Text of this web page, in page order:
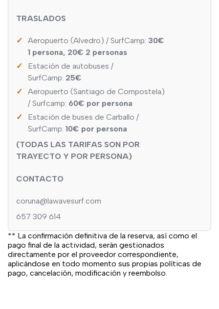
TRASLADOS
Aeropuerto (Alvedro) / SurfCamp: 30€
1 persona, 20€ 2 personas
Estación de autobuses /
SurfCamp: 25€
Aeropuerto (Santiago de Compostela)
/ Surfcamp: 60€ por persona
Estación de buses de Carballo /
SurfCamp: 10€ por persona
(TODAS LAS TARIFAS SON POR
TRAYECTO Y POR PERSONA)
CONTACTO
coruna@lawavesurf.com
657 309 614
** La confirmación definitiva de la reserva, así como el
pago final de la actividad, serán gestionados
directamente por el proveedor correspondiente,
aplicándose en todo momento sus propias políticas de
pago, cancelación, modificación y reembolso.